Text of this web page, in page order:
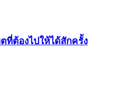
ที่ต้องไปให้ได้สักครั้ง